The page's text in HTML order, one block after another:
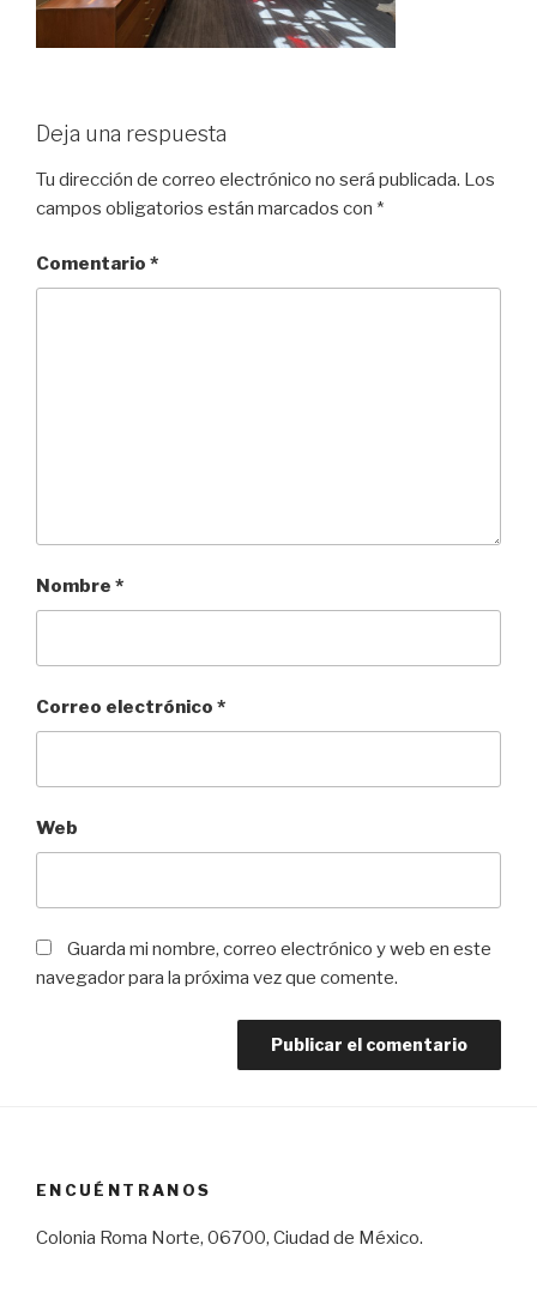
Deja una respuesta
Tu dirección de correo electrónico no será publicada. Los
campos obligatorios están marcados con *
Comentario *
Nombre *
Correo electrónico *
Web
Guarda mi nombre, correo electrónico y web en este
navegador para la próxima vez que comente.
ENCUÉNTRANOS
Colonia Roma Norte, 06700, Ciudad de México.